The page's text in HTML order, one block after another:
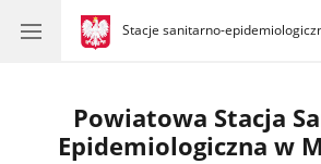
gov.pl
Stacje sanitarno-
gov.pl
Stacje
Powiatowa Stacja
Epidemiologiczna w